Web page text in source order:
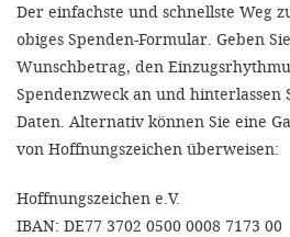
Der einfachste und schnellste Weg
obiges Spenden-Formular. Geben
Wunschbetrag, den
Spendenzweck an und hinterlassen
Daten. Alternativ können Sie eine
von Hoffnungszeichen überweisen:
Hoffnungszeichen e.V.
IBAN: DE77 3702 0500 0008 7173 00